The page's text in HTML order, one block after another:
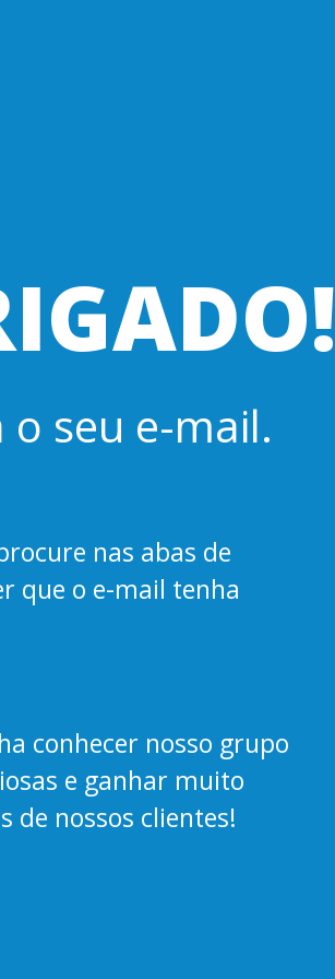
seu e-mail.
nas abas de
que o e-mail tenha
conhecer nosso grupo
e ganhar muito
de nossos clientes!